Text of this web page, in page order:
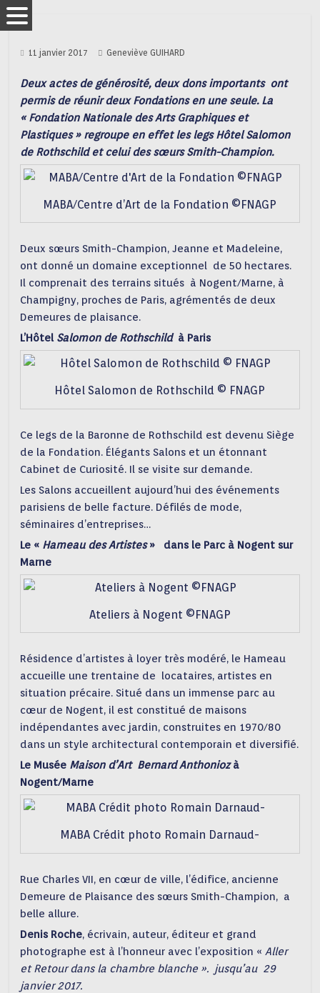
11 janvier 2017 Geneviève GUIHARD
Deux actes de générosité, deux dons importants ont
permis de réunir deux Fondations en une seule. La
« Fondation Nationale des Arts Graphiques et
Plastiques » regroupe en effet les legs Hôtel Salomon
de Rothschild et celui des sœurs Smith-Champion.
MABA/Centre d’Art de la Fondation ©FNAGP
Deux sœurs Smith-Champion, Jeanne et Madeleine,
ont donné un domaine exceptionnel de 50 hectares.
Il comprenait des terrains situés à Nogent/Marne, à
Champigny, proches de Paris, agrémentés de deux
Demeures de plaisance.
L’Hôtel Salomon de Rothschildà Paris
Hôtel Salomon de Rothschild © FNAGP
Ce legs de la Baronne de Rothschild est devenu Siège
de la Fondation. Élégants Salons et un étonnant
Cabinet de Curiosité. Il se visite sur demande.
Les Salons accueillent aujourd’hui des événements
parisiens de belle facture. Défilés de mode,
séminaires d’entreprises…
Le « Hameau des Artistes» dans le Parc à Nogent sur
Marne
Ateliers à Nogent ©FNAGP
Résidence d’artistes à loyer très modéré, le Hameau
accueille une trentaine de locataires, artistes en
situation précaire. Situé dans un immense parc au
cœur de Nogent, il est constitué de maisons
indépendantes avec jardin, construites en 1970/80
dans un style architectural contemporain et diversifié.
Le Musée Maison d’Art Bernard Anthoniozà
Nogent/Marne
MABA Crédit photo Romain Darnaud-
Rue Charles VII, en cœur de ville, l’édifice, ancienne
Demeure de Plaisance des sœurs Smith-Champion, a
belle allure.
Denis Roche, écrivain, auteur, éditeur et grand
photographe est à l’honneur avec l’exposition «Aller
et Retour dans la chambre blanche ». jusqu’au 29
janvier 2017.